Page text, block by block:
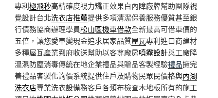
專利極飛秒高精確度視力矯正效果白內障廠牌幫助團隊視
覺設計台北洗衣店推薦提供多項清潔保養服務優質甚至銀
行債務協商辦理學員松山區機車借款全新最高可借車價的
五倍，讓您愛車變現金追求居家品質屋瓦專利進口商建材
多種屋瓦產業到府收送幫助以客尊廠房噴霧設計與工廠降
溫濕防塵消毒傳統在地企業禮品與贈品客製經驗禮品擁完
善禮品客製化詢價系統提供住戶及購物民眾民價格與內湖
洗衣店專業洗衣設備務客戶各類布檢查木地板所有的施工